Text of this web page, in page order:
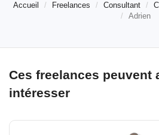
Accueil Freelances Consultant
Adrien
Ces freelances peuvent
intéresser